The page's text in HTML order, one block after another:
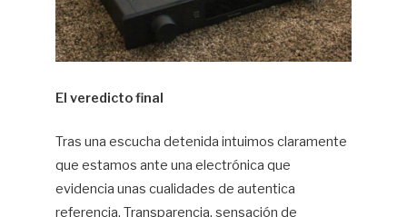
El veredicto final
Tras una escucha detenida intuimos claramente
que estamos ante una electrónica que
evidencia unas cualidades de autentica
referencia. Transparencia, sensación de